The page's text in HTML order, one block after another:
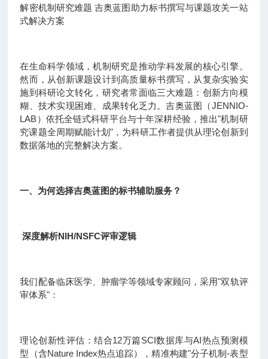
解密机制研究难题 吉奥蓝图助力标书撰写与课题攻关一站
式解决方案
在生命科学领域，机制研究是推动学科发展的核心引擎。
然而，从创新课题设计到高质量标书撰写，从复杂实验实
施到科研论文转化，研究者常面临三大难题：创新方向模
糊、技术实现困难、成果转化乏力。吉奥蓝图（JENNIO-
LAB）依托全链式科研平台与十年深耕经验，推出"机制研
究课题全周期赋能计划"，为科研工作者提供从理论创新到
数据落地的完整解决方案。
一、为何选择吉奥蓝图的标书辅助服务？
深度解析NIH/NSFC评审逻辑
我们配备临床医学、肿瘤学等领域专家顾问，采用"双轨评
审体系"：
理论创新性评估：结合12万篇SCI数据库与AI热点预测模
型（含Nature Index热点追踪），精准构建"分子机制-表型